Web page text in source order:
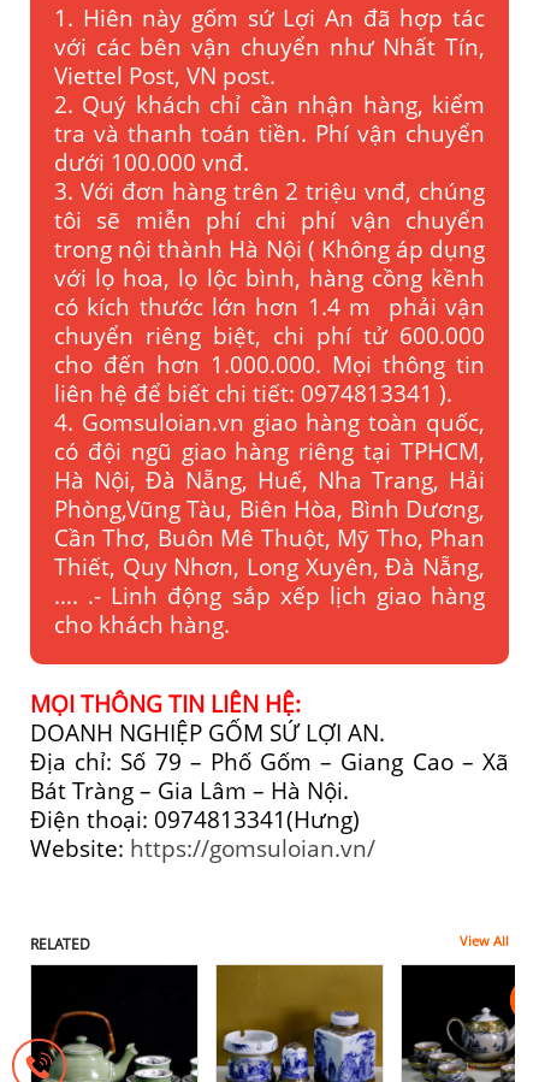
1. Hiên này gốm sứ Lợi An đã hợp tác
với các bên vận chuyển như Nhất Tín,
Viettel Post, VN post.
2. Quý khách chỉ cần nhận hàng, kiểm
tra và thanh toán tiền. Phí vận chuyển
dưới 100.000 vnđ.
3. Với đơn hàng trên 2 triệu vnđ, chúng
tôi sẽ miễn phí chi phí vận chuyển
trong nội thành Hà Nội ( Không áp dụng
với lọ hoa, lọ lộc bình, hàng cồng kềnh
có kích thước lớn hơn 1.4 m phải vận
chuyển riêng biệt, chi phí tử 600.000
cho đến hơn 1.000.000. Mọi thông tin
liên hệ để biết chi tiết: 0974813341 ).
4. Gomsuloian.vn giao hàng toàn quốc,
có đội ngũ giao hàng riêng tại TPHCM,
Hà Nội, Đà Nẵng, Huế, Nha Trang, Hải
Phòng,Vũng Tàu, Biên Hòa, Bình Dương,
Cần Thơ, Buôn Mê Thuột, Mỹ Tho, Phan
Thiết, Quy Nhơn, Long Xuyên, Đà Nẵng,
…. .- Linh động sắp xếp lịch giao hàng
cho khách hàng.
MỌI THÔNG TIN LIÊN HỆ:
DOANH NGHIỆP GỐM SỨ LỢI AN.
Địa chỉ: Số 79 – Phố Gốm – Giang Cao – Xã
Bát Tràng – Gia Lâm – Hà Nội.
Điện thoại: 0974813341(Hưng)
Website: https://gomsuloian.vn/
RELATED View All